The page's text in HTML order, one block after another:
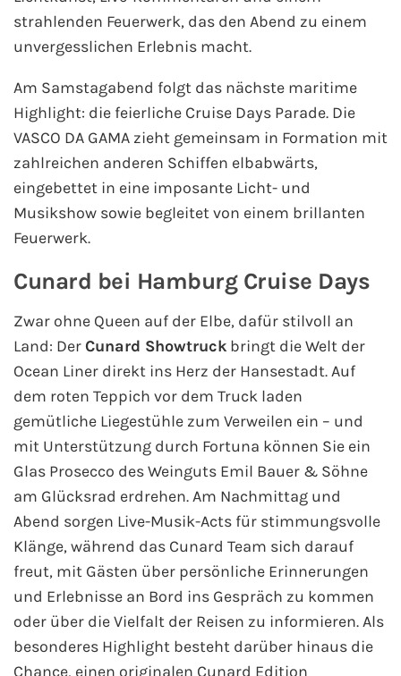
strahlenden Feuerwerk, das den Abend zu einem
unvergesslichen Erlebnis macht.
Am Samstagabend folgt das nächste maritime
Highlight: die feierliche Cruise Days Parade. Die
VASCO DA GAMA zieht gemeinsam in Formation mit
zahlreichen anderen Schiffen elbabwärts,
eingebettet in eine imposante Licht- und
Musikshow sowie begleitet von einem brillanten
Feuerwerk.
Cunard bei Hamburg Cruise Days
Zwar ohne Queen auf der Elbe, dafür stilvoll an
Land: Der Cunard Showtruck bringt die Welt der
Ocean Liner direkt ins Herz der Hansestadt. Auf
dem roten Teppich vor dem Truck laden
gemütliche Liegestühle zum Verweilen ein – und
mit Unterstützung durch Fortuna können Sie ein
Glas Prosecco des Weinguts Emil Bauer & Söhne
am Glücksrad erdrehen. Am Nachmittag und
Abend sorgen Live-Musik-Acts für stimmungsvolle
Klänge, während das Cunard Team sich darauf
freut, mit Gästen über persönliche Erinnerungen
und Erlebnisse an Bord ins Gespräch zu kommen
oder über die Vielfalt der Reisen zu informieren. Als
besonderes Highlight besteht darüber hinaus die
Chance, einen originalen Cunard Edition